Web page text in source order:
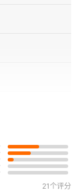
21个评分